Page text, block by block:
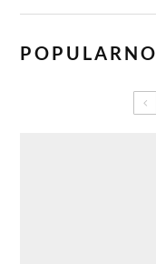
POPULARNO